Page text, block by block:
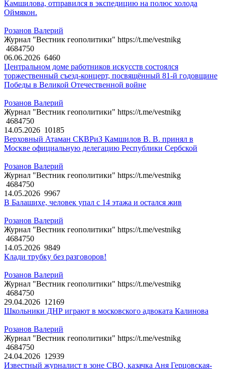
Камшилова, отправился в экспедицию на полюс холода
Оймякон.
Розанов Валерий
Журнал "Вестник геополитики" https://t.me/vestnikg
4684750
06.06.2026 6460
Центральном доме работников искусств состоялся
торжественный съезд-концерт, посвящённый 81-й годовщине
Победы в Великой Отечественной войне
Розанов Валерий
Журнал "Вестник геополитики" https://t.me/vestnikg
4684750
14.05.2026 10185
Верховный Атаман СКВРиЗ Камшилов В. В. принял в
Москве официальную делегацию Республики Сербской
Розанов Валерий
Журнал "Вестник геополитики" https://t.me/vestnikg
4684750
14.05.2026 9967
В Балашихе, человек упал с 14 этажа и остался жив
Розанов Валерий
Журнал "Вестник геополитики" https://t.me/vestnikg
4684750
14.05.2026 9849
Клади трубку без разговоров!
Розанов Валерий
Журнал "Вестник геополитики" https://t.me/vestnikg
4684750
29.04.2026 12169
Школьники ДНР играют в московского адвоката Калинова
Розанов Валерий
Журнал "Вестник геополитики" https://t.me/vestnikg
4684750
24.04.2026 12939
Известный журналист в зоне СВО, казачка Аня Герцовская-